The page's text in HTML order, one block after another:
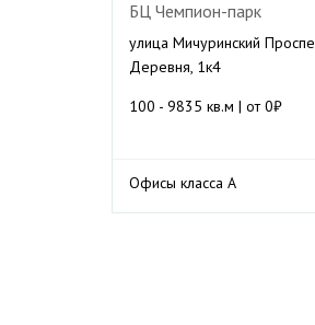
БЦ Чемпион-парк
улица Мичуринский
Деревня, 1к4
100 - 9835 кв.м | от 0₽
Офисы класса А